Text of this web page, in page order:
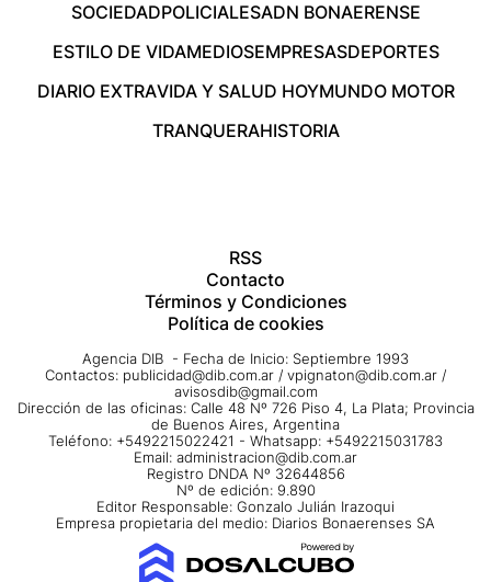
SOCIEDADPOLICIALESADN BONAERENSE
ESTILO DE VIDAMEDIOSEMPRESASDEPORTES
DIARIO EXTRAVIDA Y SALUD HOYMUNDO MOTOR
TRANQUERAHISTORIA
RSS
Contacto
Términos y Condiciones
Política de cookies
Agencia DIB - Fecha de Inicio: Septiembre 1993
Contactos: publicidad@dib.com.ar / vpignaton@dib.com.ar /
avisosdib@gmail.com
Dirección de las oficinas: Calle 48 Nº 726 Piso 4, La Plata; Provincia
de Buenos Aires, Argentina
Teléfono: +5492215022421 - Whatsapp: +5492215031783
Email: administracion@dib.com.ar
Registro DNDA Nº 32644856
Nº de edición: 9.890
Editor Responsable: Gonzalo Julián Irazoqui
Empresa propietaria del medio: Diarios Bonaerenses SA